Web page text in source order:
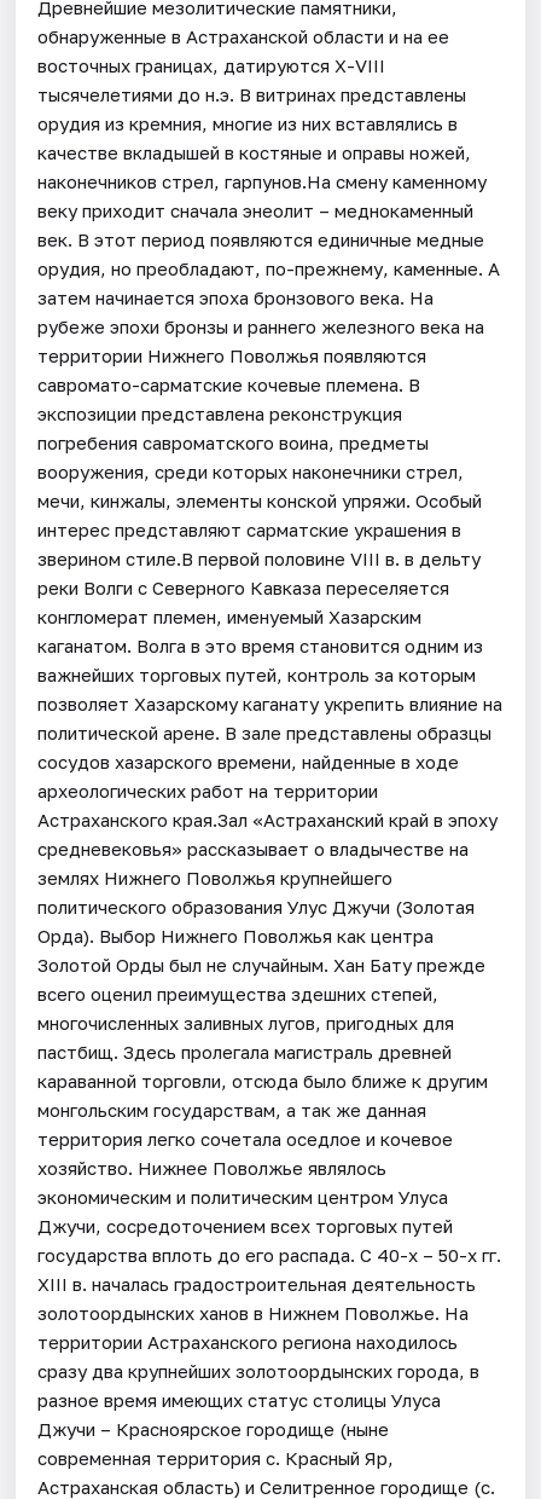
Древнейшие мезолитические памятники,
обнаруженные в Астраханской области и на ее
восточных границах, датируются Х-VIII
тысячелетиями до н.э. В витринах представлены
орудия из кремния, многие из них вставлялись в
качестве вкладышей в костяные и оправы ножей,
наконечников стрел, гарпунов.На смену каменному
веку приходит сначала энеолит – меднокаменный
век. В этот период появляются единичные медные
орудия, но преобладают, по-прежнему, каменные. А
затем начинается эпоха бронзового века. На
рубеже эпохи бронзы и раннего железного века на
территории Нижнего Поволжья появляются
савромато-сарматские кочевые племена. В
экспозиции представлена реконструкция
погребения савроматского воина, предметы
вооружения, среди которых наконечники стрел,
мечи, кинжалы, элементы конской упряжи. Особый
интерес представляют сарматские украшения в
зверином стиле.В первой половине VIII в. в дельту
реки Волги с Северного Кавказа переселяется
конгломерат племен, именуемый Хазарским
каганатом. Волга в это время становится одним из
важнейших торговых путей, контроль за которым
позволяет Хазарскому каганату укрепить влияние на
политической арене. В зале представлены образцы
сосудов хазарского времени, найденные в ходе
археологических работ на территории
Астраханского края.Зал «Астраханский край в эпоху
средневековья» рассказывает о владычестве на
землях Нижнего Поволжья крупнейшего
политического образования Улус Джучи (Золотая
Орда). Выбор Нижнего Поволжья как центра
Золотой Орды был не случайным. Хан Бату прежде
всего оценил преимущества здешних степей,
многочисленных заливных лугов, пригодных для
пастбищ. Здесь пролегала магистраль древней
караванной торговли, отсюда было ближе к другим
монгольским государствам, а так же данная
территория легко сочетала оседлое и кочевое
хозяйство. Нижнее Поволжье являлось
экономическим и политическим центром Улуса
Джучи, сосредоточением всех торговых путей
государства вплоть до его распада. С 40-х – 50-х гг.
XIII в. началась градостроительная деятельность
золотоордынских ханов в Нижнем Поволжье. На
территории Астраханского региона находилось
сразу два крупнейших золотоордынских города, в
разное время имеющих статус столицы Улуса
Джучи – Красноярское городище (ныне
современная территория с. Красный Яр,
Астраханская область) и Селитренное городище (с.